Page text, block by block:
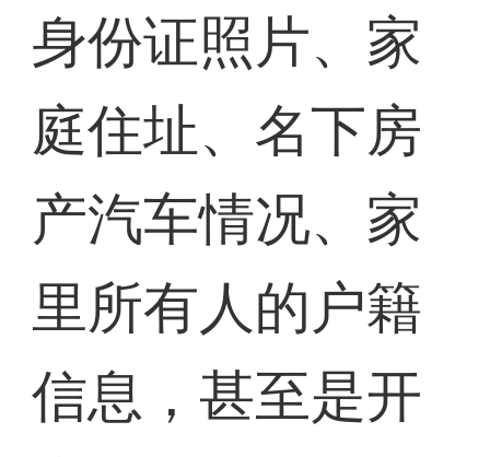
身份证照片、家
庭住址、名下房
产汽车情况、家
里所有人的户籍
信息，甚至是开